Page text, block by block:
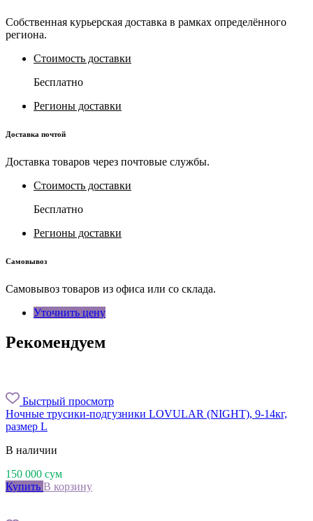
Собственная курьерская доставка в рамках определённого
региона.
Стоимость доставки
Бесплатно
Регионы доставки
Доставка почтой
Доставка товаров через почтовые службы.
Стоимость доставки
Бесплатно
Регионы доставки
Самовывоз
Самовывоз товаров из офиса или со склада.
Уточнить цену
Рекомендуем
Быстрый просмотр
Ночные трусики-подгузники LOVULAR (NIGHT), 9-14кг,
размер L
В наличии
150 000 сум
Купить В корзину